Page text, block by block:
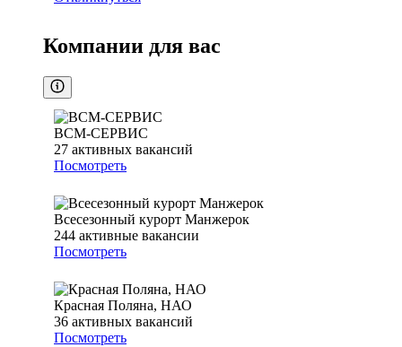
Компании для вас
ВСМ-СЕРВИС
27 активных вакансий
Посмотреть
Всесезонный курорт Манжерок
244 активные вакансии
Посмотреть
Красная Поляна, НАО
36 активных вакансий
Посмотреть